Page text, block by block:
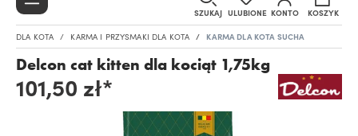
SZUKAJ ULUBIONE KONTO KOSZYK
DLA KOTA KARMA I PRZYSMAKI DLA KOTA KARMA DLA KOTA SUCHA
Delcon cat kitten dla kociąt 1,75kg
101,50 zł*